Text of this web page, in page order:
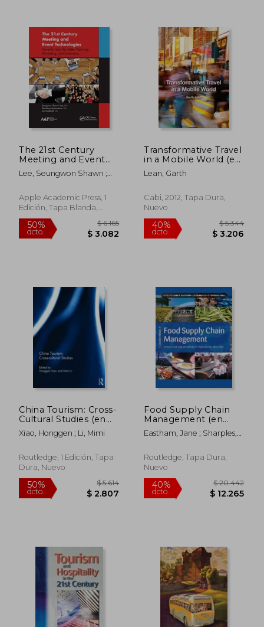
50%
dcto. $ 3.427
50%
dcto.
50%
dcto.
$ 18.360
$ 9.180
50%
dcto.
The 21st Century
Meeting and Event
Technologies:
Powerful Tools for
Marketing, and
Evaluation (en Inglés)
Lee, Seungwon Shawn ;
Goldblatt, Joe
Apple Academic Press, 1
Edición, Tapa Blanda,
Nuevo
Transformative Travel
in a Mobile World (en
Inglés)
Lean, Garth
Cabi, 2012, Tapa Dura,
Nuevo
China Tourism: Cross-
Cultural Studies (en
Inglés)
Xiao, Honggen ; Li, Mimi
Routledge, 1 Edición, Tapa
Dura, Nuevo
Food Supply Chain
Management (en
Inglés)
Eastham, Jane ; Sharples,
Routledge, Tapa Dura,
Nuevo